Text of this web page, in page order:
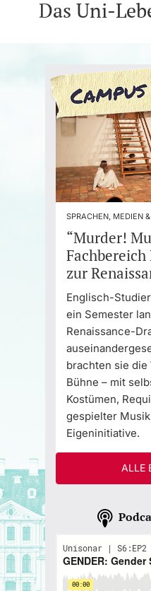
Das Uni-
SPRACHEN, MEDIEN
“Murder!
zur
Englisch-
ein Semester
Renaissance-
brachten sie die
Bühne – mit
Kostümen,
gespielter
Eigeninitiative.
ALLE